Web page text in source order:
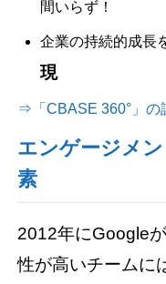
間いらず！
企業の持続的成長
現
⇒「CBASE 360°」の
エンゲージメ
素
2012年にGoogle
性が高いチームに